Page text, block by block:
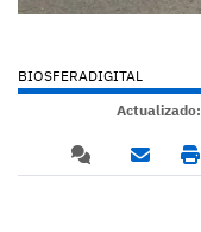
BIOSFERADIGITAL
Actualizado: